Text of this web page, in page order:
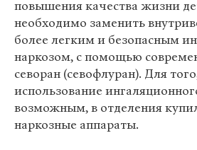
повышения качества жизни
необходимо заменить
более легким и безопасным
наркозом, с помощью
севоран (севофлуран). Для
использование
возможным, в отделения
наркозные аппараты.